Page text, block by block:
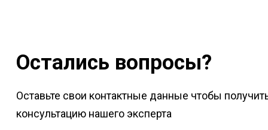
Остались вопросы?
Оставьте свои контактные данные чтобы
консультацию нашего эксперта